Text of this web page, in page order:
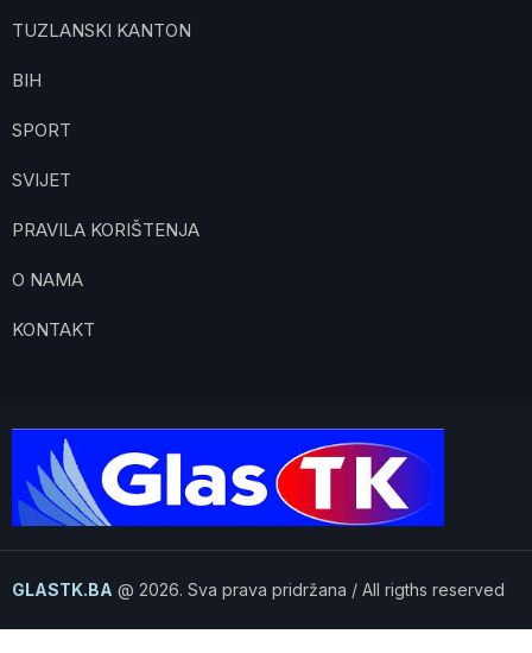
TUZLANSKI KANTON
BIH
SPORT
SVIJET
PRAVILA KORIŠTENJA
O NAMA
KONTAKT
GLASTK.BA @ 2026. Sva prava pridržana / All rigths reserved